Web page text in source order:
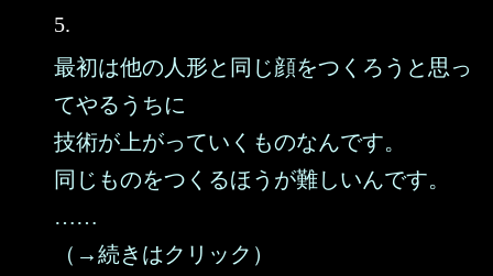
5.
最初は他の人形と同じ顔をつくろうと思っ
てやるうちに
技術が上がっていくものなんです。
同じものをつくるほうが難しいんです。
……
（→続きはクリック）